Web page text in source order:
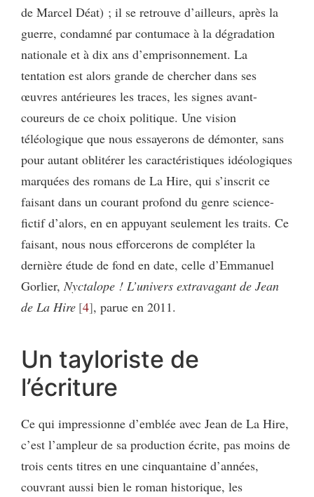
de Marcel Déat) ; il se retrouve d’ailleurs, après la
guerre, condamné par contumace à la dégradation
nationale et à dix ans d’emprisonnement. La
tentation est alors grande de chercher dans ses
œuvres antérieures les traces, les signes avant-
coureurs de ce choix politique. Une vision
téléologique que nous essayerons de démonter, sans
pour autant oblitérer les caractéristiques idéologiques
marquées des romans de La Hire, qui s’inscrit ce
faisant dans un courant profond du genre science-
fictif d’alors, en en appuyant seulement les traits. Ce
faisant, nous nous efforcerons de compléter la
dernière étude de fond en date, celle d’Emmanuel
Gorlier,Nyctalope ! L’univers extravagant de Jean
de La Hire 4 , parue en 2011.
Un tayloriste de
l’écriture
Ce qui impressionne d’emblée avec Jean de La Hire,
c’est l’ampleur de sa production écrite, pas moins de
trois cents titres en une cinquantaine d’années,
couvrant aussi bien le roman historique, les